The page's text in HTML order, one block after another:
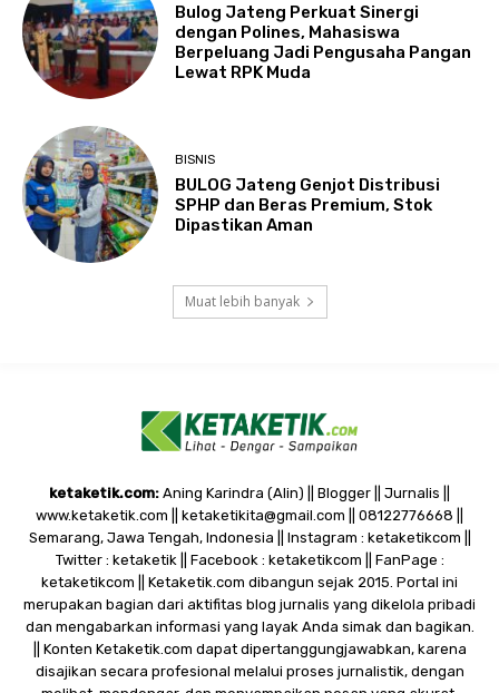
Bulog Jateng Perkuat Sinergi
dengan Polines, Mahasiswa
Berpeluang Jadi Pengusaha Pangan
Lewat RPK Muda
BISNIS
BULOG Jateng Genjot Distribusi
SPHP dan Beras Premium, Stok
Dipastikan Aman
Muat lebih banyak
ketaketik.com: Aning Karindra (Alin) || Blogger || Jurnalis ||
www.ketaketik.com || ketaketikita@gmail.com || 08122776668 ||
Semarang, Jawa Tengah, Indonesia || Instagram : ketaketikcom ||
Twitter : ketaketik || Facebook : ketaketikcom || FanPage :
ketaketikcom || Ketaketik.com dibangun sejak 2015. Portal ini
merupakan bagian dari aktifitas blog jurnalis yang dikelola pribadi
dan mengabarkan informasi yang layak Anda simak dan bagikan.
|| Konten Ketaketik.com dapat dipertanggungjawabkan, karena
disajikan secara profesional melalui proses jurnalistik, dengan